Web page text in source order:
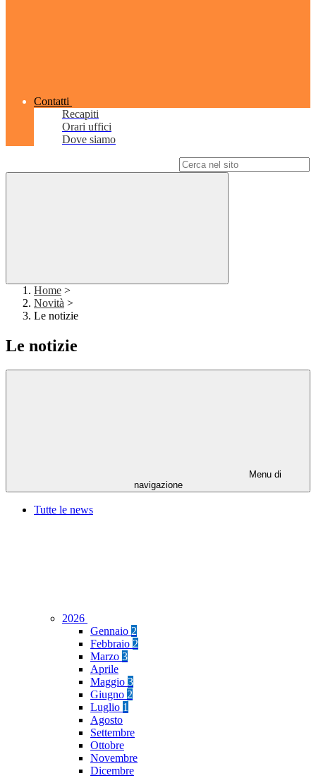
Contatti
Recapiti
Orari uffici
Dove siamo
Home >
Novità >
Le notizie
Le notizie
Menu di
navigazione
Tutte le news
2026
Gennaio 2
Febbraio 2
Marzo 3
Aprile
Maggio 3
Giugno 2
Luglio 1
Agosto
Settembre
Ottobre
Novembre
Dicembre